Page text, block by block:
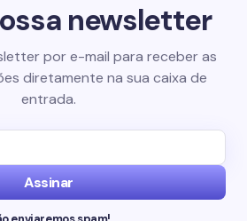
newsletter
por e-mail para receber as
diretamente na sua caixa de
entrada.
Assinar